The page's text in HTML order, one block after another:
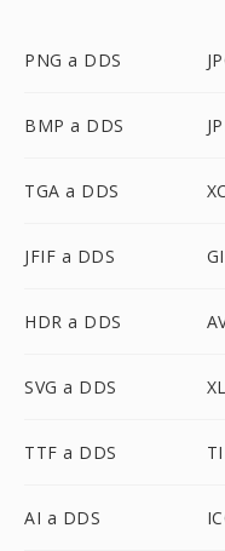
PNG a DDS
BMP a DDS
TGA a DDS
JFIF a DDS
HDR a DDS
SVG a DDS
TTF a DDS
AI a DDS